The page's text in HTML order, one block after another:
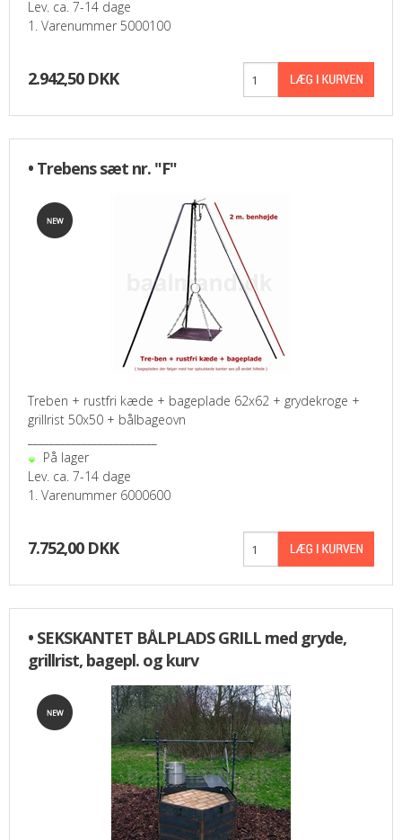
Lev. ca. 7-14 dage
1. Varenummer 5000100
2.942,50 DKK
• Trebens sæt nr. "F"
Treben + rustfri kæde + bageplade 62x62 + grydekroge +
grillrist 50x50 + bålbageovn
På lager
Lev. ca. 7-14 dage
1. Varenummer 6000600
7.752,00 DKK
• SEKSKANTET BÅLPLADS GRILL med gryde,
grillrist, bagepl. og kurv